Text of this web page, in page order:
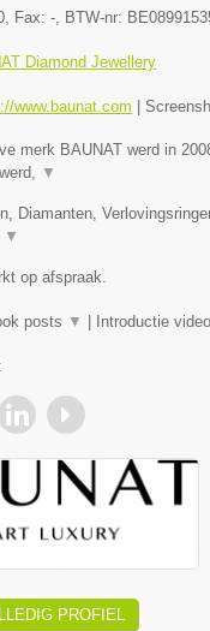
, Fax: -, BTW-nr:
Diamond Jewellery
www.baunat.com
merk BAUNAT werd in
▼
Diamanten,
▼
op afspraak.
posts ▼ Introductie video
PROFIEL